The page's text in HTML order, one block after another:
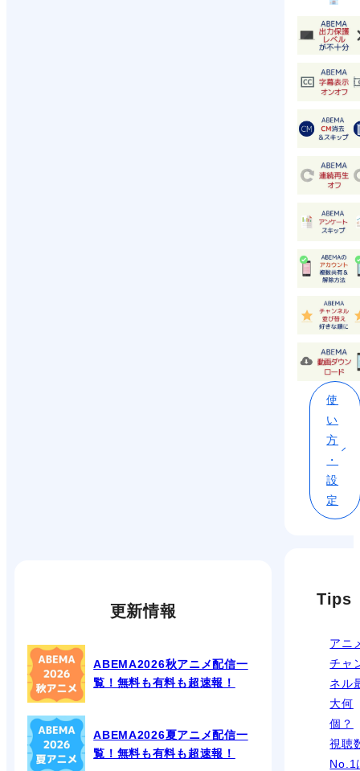
使
い
方
・
設
定
更新情報
ABEMA2026秋アニメ配信一
覧！無料も有料も超速報！
ABEMA2026夏アニメ配信一
覧！無料も有料も超速報！
Tips
アニ
チャ
ネル
大何
個？
視聴
No.1